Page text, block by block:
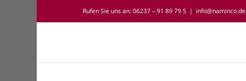
Rufen Sie uns an: 06237 – 91 89 79 5 | info@naminco.de